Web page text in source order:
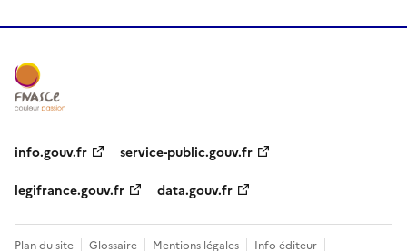
info.gouv.fr
service-public.gouv.fr
legifrance.gouv.fr
data.gouv.fr
Plan du site Glossaire Mentions légales Info éditeur